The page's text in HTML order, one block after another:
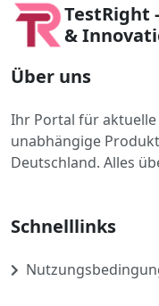
TestRight
&
Über uns
Ihr Portal für
unabhängige
Deutschland. Alles
Schnelllinks